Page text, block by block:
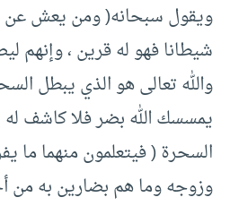
ويقول سبحانه( ومن يعش عن
شيطانا فهو له قرين ، وإنهم
والله تعالى هو الذي يبطل
يمسسك الله بضر فلا كاشف له
السحرة ( فيتعلمون منهما ما
وزوجه وما هم بضارين به من